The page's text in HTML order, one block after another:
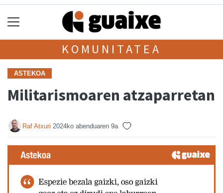
KOMUNITATEA
ASTEKOA
Militarismoaren atzaparretan
Raf Atxuri 2024ko abenduaren 9a